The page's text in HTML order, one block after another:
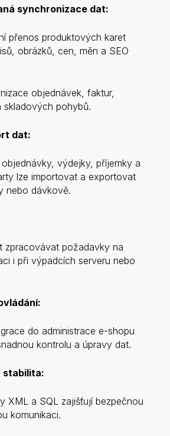
synchronizace dat:
přenos produktových karet
obrázků, cen, měn a SEO
objednávek, faktur,
skladových pohybů.
dat:
výdejky, příjemky a
lze importovat a exportovat
nebo dávkově.
zpracovávat požadavky na
i při výpadcích serveru nebo
do administrace e-shopu
kontrolu a úpravy dat.
stabilita:
XML a SQL zajišťují bezpečnou
komunikaci.